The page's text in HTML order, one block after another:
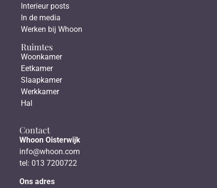
Interieur posts
In de media
Werken bij Whoon
Ruimtes
Woonkamer
Eetkamer
Slaapkamer
Werkkamer
Hal
Contact
Whoon Oisterwijk
info@whoon.com
tel: 013 7200722
Ons adres